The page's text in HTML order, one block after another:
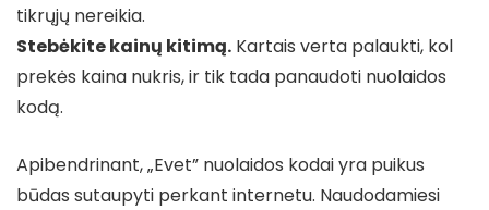
tikrųjų nereikia.
Stebėkite kainų kitimą. Kartais verta palaukti, kol
prekės kaina nukris, ir tik tada panaudoti nuolaidos
kodą.
Apibendrinant, „Evet” nuolaidos kodai yra puikus
būdas sutaupyti perkant internetu. Naudodamiesi